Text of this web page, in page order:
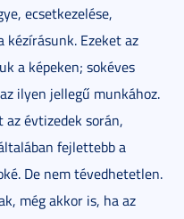
ecsetkezelése,
kézírásunk. Ezeket az
a képeken; sokéves
ilyen jellegű munkához.
évtizedek során,
fejlettebb a
De nem tévedhetetlen.
még akkor is, ha az